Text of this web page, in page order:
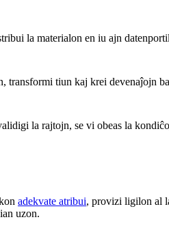
la materialon en iu ajn
tiun kaj krei devenaĵojn
la rajtojn, se vi obeas la
adekvate atribui, provizi ligilon al
uzon.